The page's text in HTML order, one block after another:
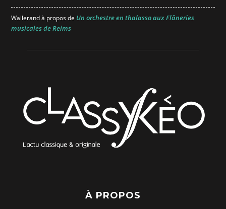
Wallerandà propos de Un orchestre en thalasso aux Flâneries
musicales de Reims
À PROPOS